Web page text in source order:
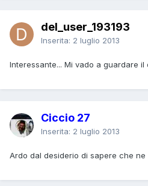
del_user_193193
Inserita: 2 luglio 2013
Interessante... Mi vado a guardare il
Ciccio 27
Inserita: 2 luglio 2013
Ardo dal desiderio di sapere che ne